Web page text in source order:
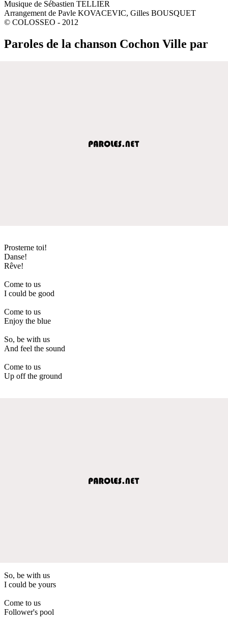
Musique de Sébastien TELLIER
Arrangement de Pavle KOVACEVIC, Gilles BOUSQUET
© COLOSSEO - 2012
Paroles de la chanson Cochon Ville par
Prosterne toi!
Danse!
Rêve!
Come to us
I could be good
Come to us
Enjoy the blue
So, be with us
And feel the sound
Come to us
Up off the ground
So, be with us
I could be yours
Come to us
Follower's pool